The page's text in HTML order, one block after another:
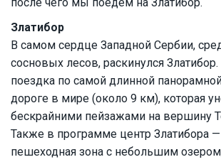
Златибор
В самом сердце Западной Сербии,
сосновых лесов, раскинулся
поездка по самой длинной
дороге в мире (около 9 км), которая
бескрайними пейзажами на вершину
Также в программе центр Златибора
пешеходная зона с небольшим